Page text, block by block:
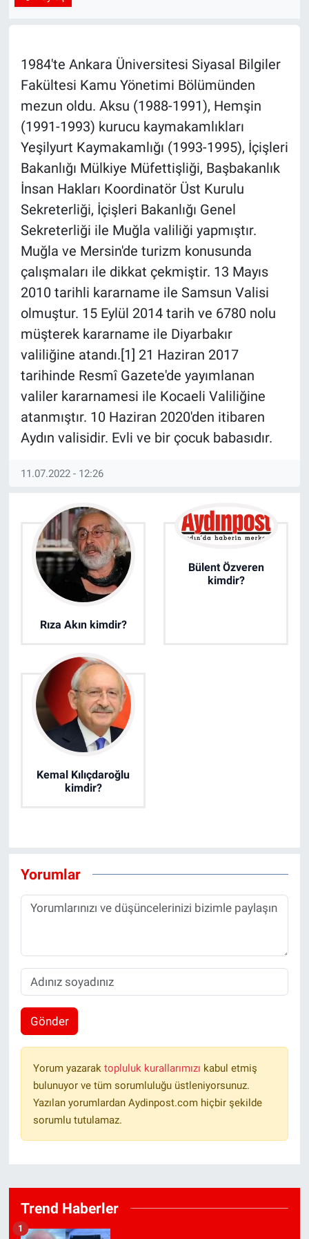
1984'te Ankara Üniversitesi Siyasal Bilgiler
Fakültesi Kamu Yönetimi Bölümünden
mezun oldu. Aksu (1988-1991), Hemşin
(1991-1993) kurucu kaymakamlıkları
Yeşilyurt Kaymakamlığı (1993-1995), İçişleri
Bakanlığı Mülkiye Müfettişliği, Başbakanlık
İnsan Hakları Koordinatör Üst Kurulu
Sekreterliği, İçişleri Bakanlığı Genel
Sekreterliği ile Muğla valiliği yapmıştır.
Muğla ve Mersin'de turizm konusunda
çalışmaları ile dikkat çekmiştir. 13 Mayıs
2010 tarihli kararname ile Samsun Valisi
olmuştur. 15 Eylül 2014 tarih ve 6780 nolu
müşterek kararname ile Diyarbakır
valiliğine atandı.[1] 21 Haziran 2017
tarihinde Resmî Gazete'de yayımlanan
valiler kararnamesi ile Kocaeli Valiliğine
atanmıştır. 10 Haziran 2020'den itibaren
Aydın valisidir. Evli ve bir çocuk babasıdır.
11.07.2022 - 12:26
Rıza Akın kimdir?
Bülent Özveren
kimdir?
Kemal Kılıçdaroğlu
kimdir?
Yorumlar
Gönder
Yorum yazarak topluluk kurallarımızı kabul etmiş
bulunuyor ve tüm sorumluluğu üstleniyorsunuz.
Yazılan yorumlardan Aydinpost.com hiçbir şekilde
sorumlu tutulamaz.
Trend Haberler
1
RESMİ İLANLAR